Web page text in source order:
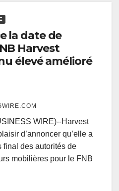
la date de
Harvest
élevé amélioré
WIRE)--Harvest
d’annoncer qu’elle a
final des autorités de
mobilières pour le FNB